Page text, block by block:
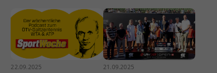
22.09.2025 21.09.2025